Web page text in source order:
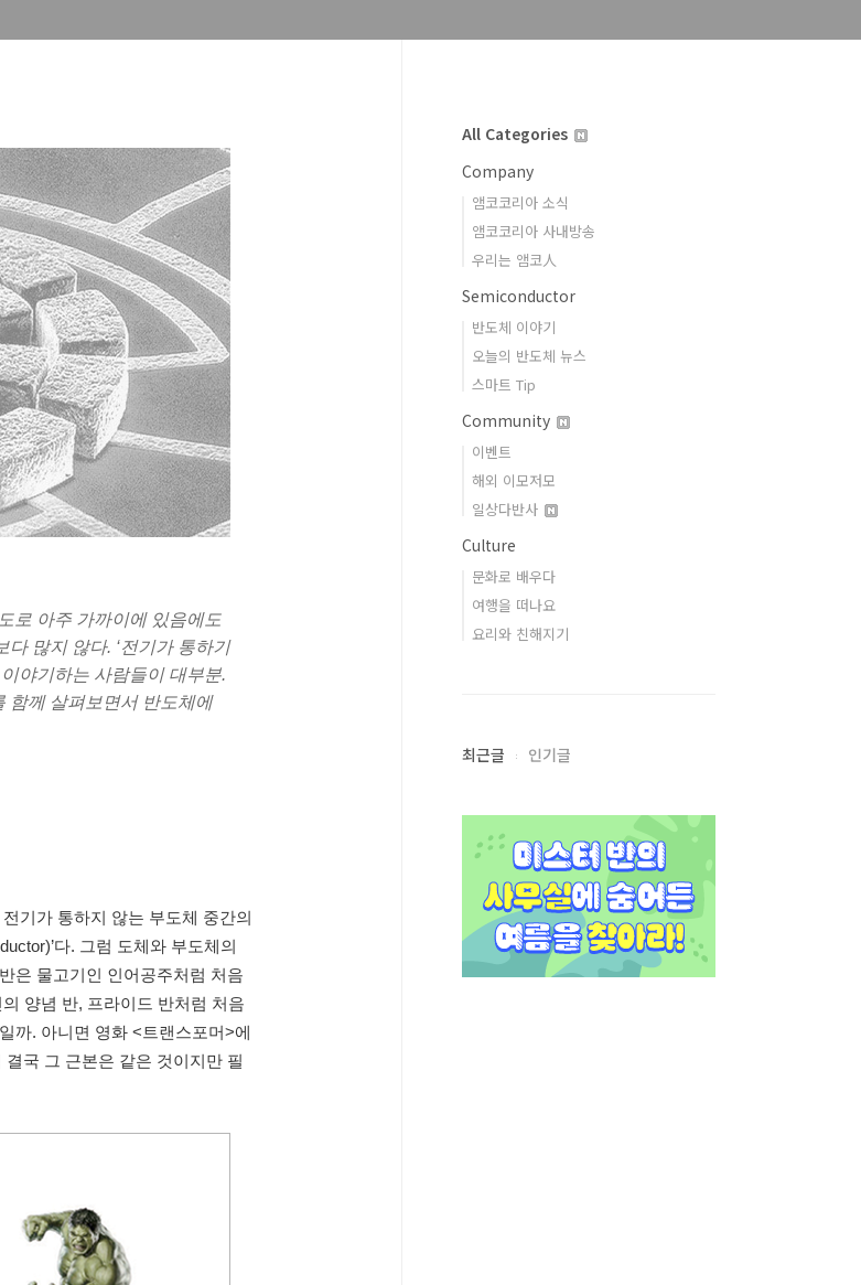
로 아주 가까이에 있음에도
많지 않다. ‘전기가 통하기
야기하는 사람들이 대부분.
함께 살펴보면서 반도체에
기가 통하지 않는 부도체 중간의
다. 그럼 도체와 부도체의
은 물고기인 인어공주처럼 처음
양념 반, 프라이드 반처럼 처음
까. 아니면 영화 <트랜스포머>에
국 그 근본은 같은 것이지만 필
All Categories
Company
앰코코리아 소식
앰코코리아 사내방송
우리는 앰코人
Semiconductor
반도체 이야기
오늘의 반도체 뉴스
스마트 Tip
Community
이벤트
해외 이모저모
일상다반사
Culture
문화로 배우다
여행을 떠나요
요리와 친해지기
최근글 인기글